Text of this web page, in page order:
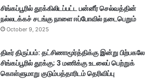
சிங்கப்பூரில் தூக்கிலிடப்பட்ட பன்னீர் செல்வத்தின்
நல்லடக்கச் சடங்கு நாளை ஈப்போவில் நடைபெறும்
October 9, 2025
திடீர் திருப்பம்: தட்சிணாமூர்த்திக்கு இன்று பிற்பகலே
சிங்கப்பூரில் தூக்கு; 3 மணிக்கு உடலைப் பெற்றுக்
கொள்ளுமாறு குடும்பத்தாரிடம் தெரிவிப்பு